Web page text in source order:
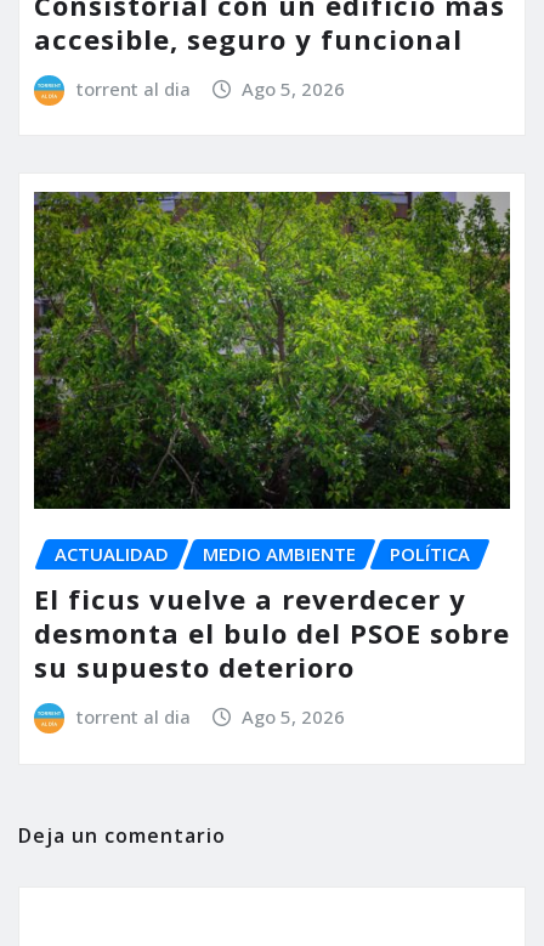
accesible, seguro y funcional
torrent al dia Ago 5, 2026
ACTUALIDAD MEDIO AMBIENTE POLÍTICA
El ficus vuelve a reverdecer y
desmonta el bulo del PSOE sobre
su supuesto deterioro
torrent al dia Ago 5, 2026
Deja un comentario